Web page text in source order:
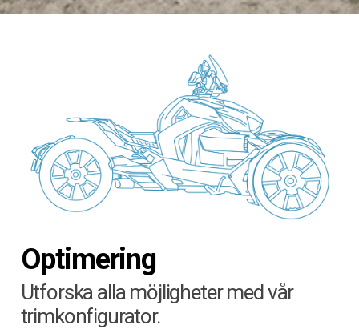
Optimering
Utforska alla möjligheter med vår
trimkonfigurator.